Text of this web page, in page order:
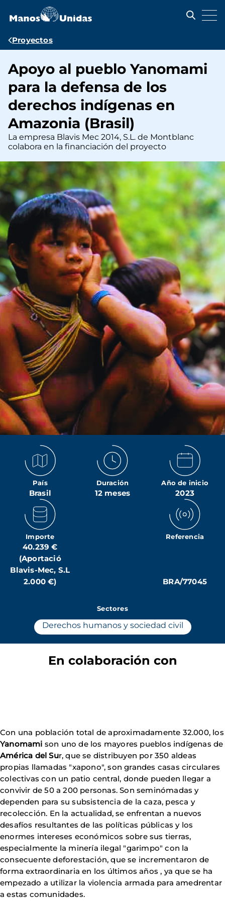
contenido
Ruta
navegación
Proyectos
Apoyo al pueblo Yanomami
para la defensa de los
derechos indígenas en
Amazonia (Brasil)
La empresa Blavis Mec 2014, S.L. de Montblanc
colabora en la financiación del proyecto
País
Brasil
Duración
12 meses
Año de inicio
2023
Importe
40.239 €
(Aportació
Blavis-Mec, S.L
2.000 €)
Referencia
BRA/77045
Sectores
Derechos humanos y sociedad civil
En colaboración con
Con una población total de aproximadamente 32.000, los
Yanomami son uno de los mayores pueblos indígenas de
América del Sur, que se distribuyen por 350 aldeas
propias llamadas "xapono", son grandes casas circulares
colectivas con un patio central, donde pueden llegar a
convivir de 50 a 200 personas. Son seminómadas y
dependen para su subsistencia de la caza, pesca y
recolección. En la actualidad, se enfrentan a nuevos
desafíos resultantes de las políticas públicas y los
enormes intereses económicos sobre sus tierras,
especialmente la minería ilegal "garimpo" con la
consecuente deforestación, que se incrementaron de
forma extraordinaria en los últimos años , ya que se ha
empezado a utilizar la violencia armada para amedrentar
a estas comunidades.